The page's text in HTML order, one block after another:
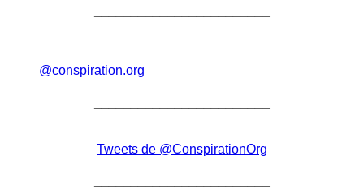
@conspiration.org
Tweets de @ConspirationOrg